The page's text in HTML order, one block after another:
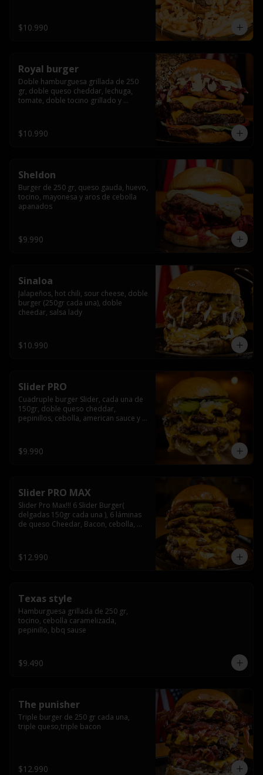
$10.990
Royal burger
Doble hamburguesa grillada de 250
gr, doble queso cheddar, lechuga,
tomate, doble tocino grillado y
salsa de queso cheddar.
$10.990
Sheldon
Burger de 250 gr, queso gauda, huevo,
tocino, mayonesa y aros de cebolla
apanados
$9.990
Sinaloa
Jalapeños, hot chili, sour cheese, doble
burger (250gr cada una), doble
cheedar, salsa lady
$10.990
Slider PRO
Cuadruple burger Slider, cada una de
150gr, doble queso cheddar,
pepinillos, cebolla, american sauce y
$9.990
Slider PRO MAX
Slider Pro Max!!! 6 Slider Burger(
delgadas 150gr cada una ), 6 láminas
de queso Cheedar, Bacon, cebolla,
$12.990
Texas style
Hamburguesa grillada de 250 gr,
tocino, cebolla caramelizada,
pepinillo, bbq sause
$9.490
The punisher
Triple burger de 250 gr cada una,
triple queso,triple bacon
$12.990